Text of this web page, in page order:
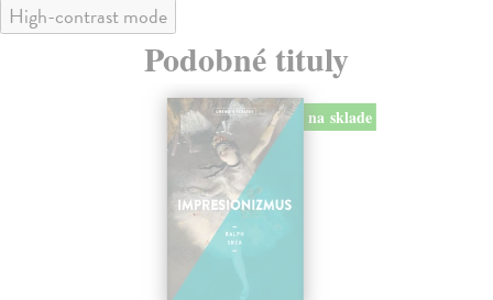
High-contrast mode
Podobné tituly
na sklade